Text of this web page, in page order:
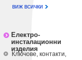
виж всички
Електро-
инсталационни
изделия
Ключове, контакти,